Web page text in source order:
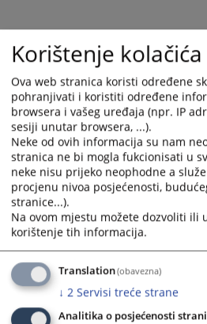
Korištenje kolačića
Ova web stranica koristi određene
pohranjivati i koristiti određene
browsera i vašeg uređaja (npr. IP
sesiji unutar browsera, ...).
Neke od ovih informacija su nam
stranica ne bi mogla fukcionisati u
neke nisu prijeko neophodne a
procjenu nivoa posjećenosti,
stranice...).
Na ovom mjestu možete dozvoliti ili
korištenje tih informacija.
Translation(obavezna)
↓ 2 Servisi treće strane
Analitika o posjećenosti